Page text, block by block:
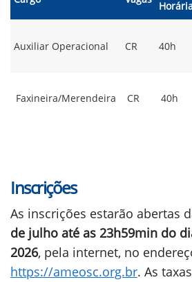
Auxiliar Operacional CR 40h
Faxineira/Merendeira CR 40h
Inscrições
As inscrições estarão abertas
de julho até as 23h59min do
2026, pela internet, no
https://ameosc.org.br. As